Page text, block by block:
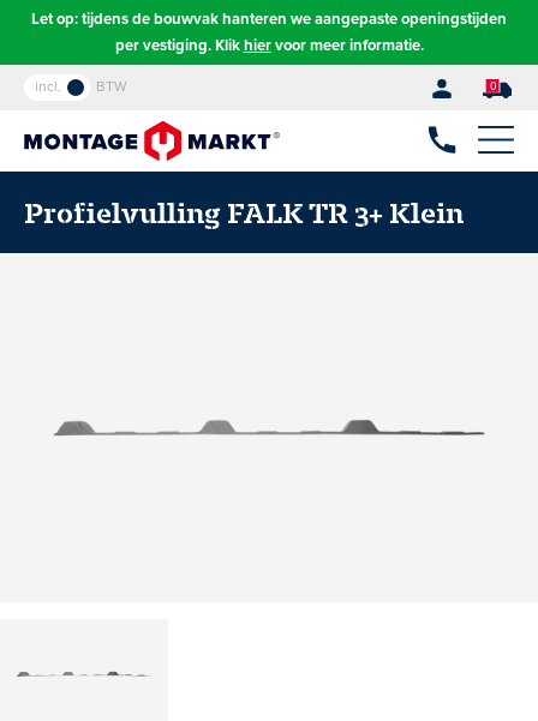
Let op: tijdens de bouwvak hanteren we aangepaste openingstijden
per vestiging. Klikhiervoor meer informatie.
incl. BTW 0
Profielvulling FALK TR 3+ Klein